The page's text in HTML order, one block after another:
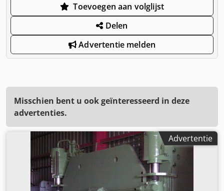
Toevoegen aan volglijst
Delen
Advertentie melden
Misschien bent u ook geïnteresseerd in deze
advertenties.
Advertentie